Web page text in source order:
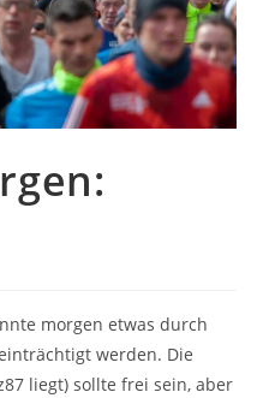
morgen etwas durch
werden. Die
liegt) sollte frei sein, aber